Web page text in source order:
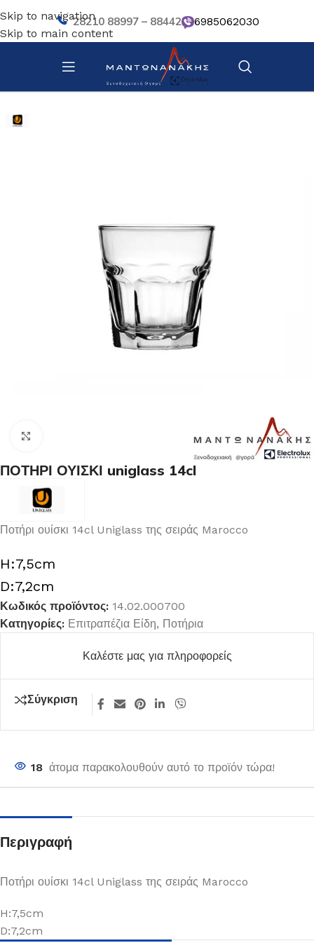
Skip to navigation
Skip to main content
28210 88997 – 88442 6985062030
Αρχική σελίδα/ Επιτραπέζια Είδη/ Ποτήρια
ΠΟΤΗΡΙ ΟΥΙΣΚΙ uniglass 14cl
Ποτήρι ουίσκι 14cl Uniglass της σειράς Marocco
H:7,5cm
D:7,2cm
Κωδικός προϊόντος: 14.02.000700
Κατηγορίες: Επιτραπέζια Είδη, Ποτήρια
Καλέστε μας για πληροφορείς
Σύγκριση
18 άτομα παρακολουθούν αυτό το προϊόν τώρα!
Περιγραφή
Ποτήρι ουίσκι 14cl Uniglass της σειράς Marocco
H:7,5cm
D:7,2cm